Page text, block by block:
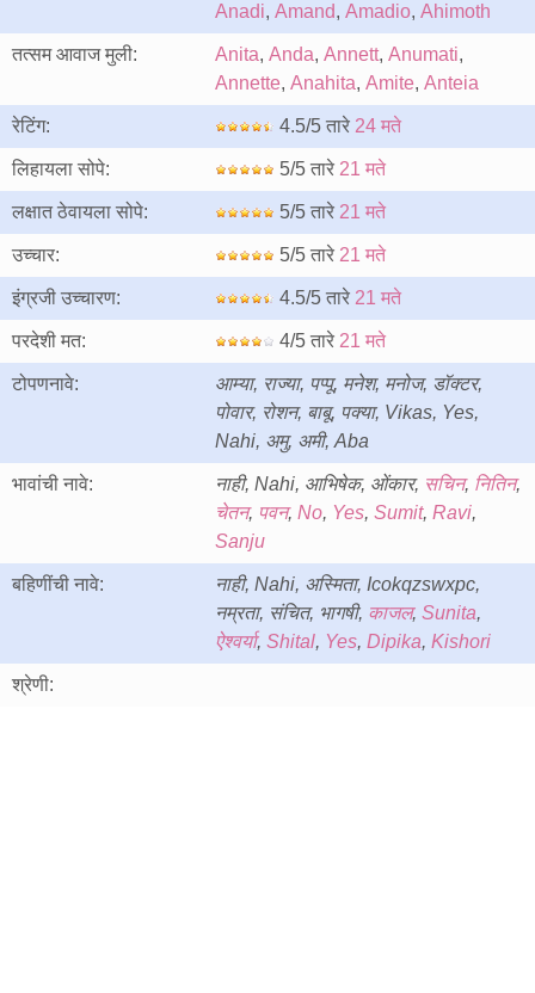
Anadi, Amand, Amadio, Ahimoth
तत्सम आवाज मुली: Anita, Anda, Annett, Anumati,
Annette, Anahita, Amite, Anteia
रेटिंग: 4.5/5 तारे 24 मते
लिहायला सोपे: 5/5 तारे 21 मते
लक्षात ठेवायला सोपे: 5/5 तारे 21 मते
उच्चार: 5/5 तारे 21 मते
इंग्रजी उच्चारण: 4.5/5 तारे 21 मते
परदेशी मत: 4/5 तारे 21 मते
टोपणनावे:
आम्या, राज्या, पप्पू, मनेश, मनोज, डॉक्टर,
पोवार, रोशन, बाबू, पक्या, Vikas, Yes,
Nahi, अमु, अमी, Aba
भावांची नावे: नाही, Nahi, आभिषेक, ओंकार, सचिन, नितिन,
चेतन, पवन, No, Yes, Sumit, Ravi,
Sanju
बहिणींची नावे:
नाही, Nahi, अस्मिता, Icokqzswxpc,
नम्रता, संचित, भागषी, काजल, Sunita,
ऐश्वर्या, Shital, Yes, Dipika, Kishori
श्रेणी: